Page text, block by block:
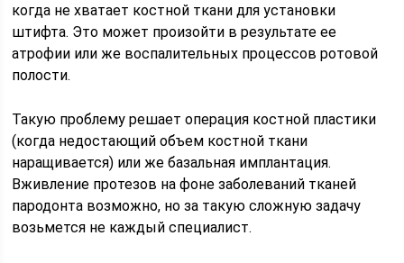
когда не хватает костной ткани для установки
штифта. Это может произойти в результате ее
атрофии или же воспалительных процессов ротовой
полости.
Такую проблему решает операция костной пластики
(когда недостающий объем костной ткани
наращивается) или же базальная имплантация.
Вживление протезов на фоне заболеваний тканей
пародонта возможно, но за такую сложную задачу
возьмется не каждый специалист.